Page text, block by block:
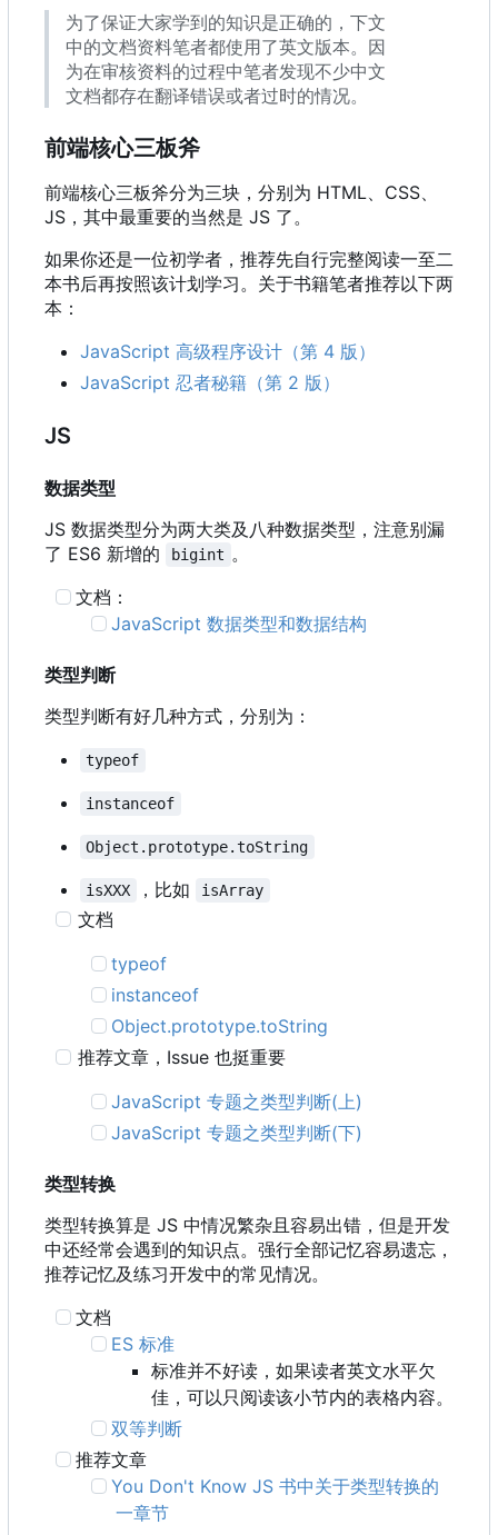
为了保证大家学到的知识是正确的，下文
中的文档资料笔者都使用了英文版本。因
为在审核资料的过程中笔者发现不少中文
文档都存在翻译错误或者过时的情况。
前端核心三板斧
前端核心三板斧分为三块，分别为 HTML、CSS、
JS ， 其中最重要的当然是 JS 了。
如果你还是一位初学者，推荐先自行完整阅读一至二
本书后再按照该计划学习。关于书籍笔者推荐以下两
本：
JavaScript 高级程序设计（第 4 版）
JavaScript 忍者秘籍（第 2 版）
JS
数据类型
JS 数据类型分为两大类及八种数据类型，注意别漏
了 ES6 新增的
bigint 。
文档：
JavaScript 数据类型和数据结构
类型判断
类型判断有好几种方式，分别为：
typeof
instanceof
Object.prototype.toString
isXXX ，比如 isArray
文档
typeof
instanceof
Object.prototype.toString
推荐文章 ， Issue 也挺重要
JavaScript 专题之类型判断(上)
JavaScript 专题之类型判断(下)
类型转换
类型转换算是 JS 中情况繁杂且容易出错，但是开发
中还经常会遇到的知识点。强行全部记忆容易遗忘，
推荐记忆及练习开发中的常见情况。
文档
ES 标准
标准并不好读，如果读者英文水平欠
佳，可以只阅读该小节内的表格内容。
双等判断
推荐文章
You Don't Know JS 书中关于类型转换的
一章节